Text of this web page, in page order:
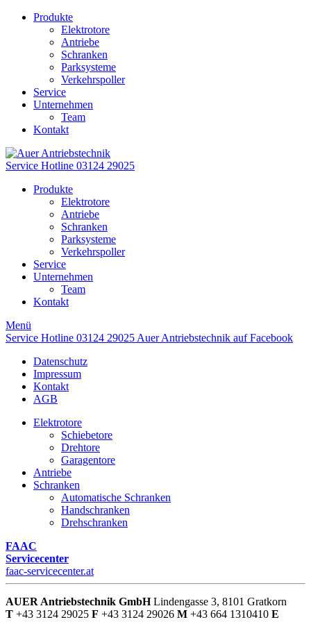
Produkte
Elektrotore
Antriebe
Schranken
Parksysteme
Verkehrspoller
Service
Unternehmen
Team
Kontakt
Service Hotline 03124 29025
Produkte
Elektrotore
Antriebe
Schranken
Parksysteme
Verkehrspoller
Service
Unternehmen
Team
Kontakt
Menü
Service Hotline 03124 29025 Auer Antriebstechnik auf Facebook
Datenschutz
Impressum
Kontakt
AGB
Elektrotore
Schiebetore
Drehtore
Garagentore
Antriebe
Schranken
Automatische Schranken
Handschranken
Drehschranken
FAAC
Servicecenter
faac-servicecenter.at
AUER Antriebstechnik GmbHLindengasse 3, 8101 Gratkorn
T +43 3124 29025 F +43 3124 29026 M +43 664 1310410 E